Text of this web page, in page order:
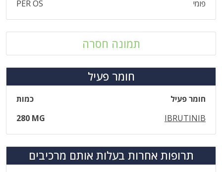
פומי
PER OS
תמונה חסרה
חומר פעיל
חומר פעיל
כמות
IBRUTINIB
280 MG
תרופות אחרות בעלות אותם מרכיבים